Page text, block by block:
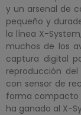
y un arsenal de
pequeño y
la línea X-
muchos de los
captura digital
reproducción
con sensor de
forma compacto
ha ganado al X-